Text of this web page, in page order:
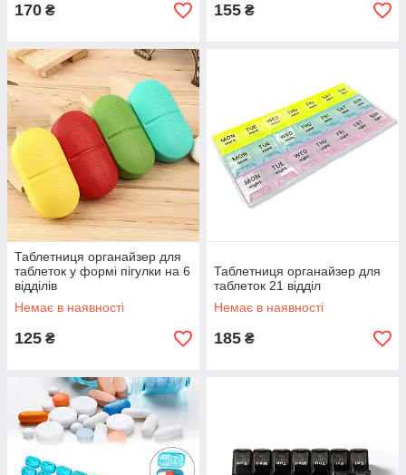
170 ₴ 155 ₴
Таблетниця органайзер для
таблеток у формі пігулки на 6
відділів
Немає в наявності
125 ₴
Таблетниця органайзер для
таблеток 21 відділ
Немає в наявності
185 ₴